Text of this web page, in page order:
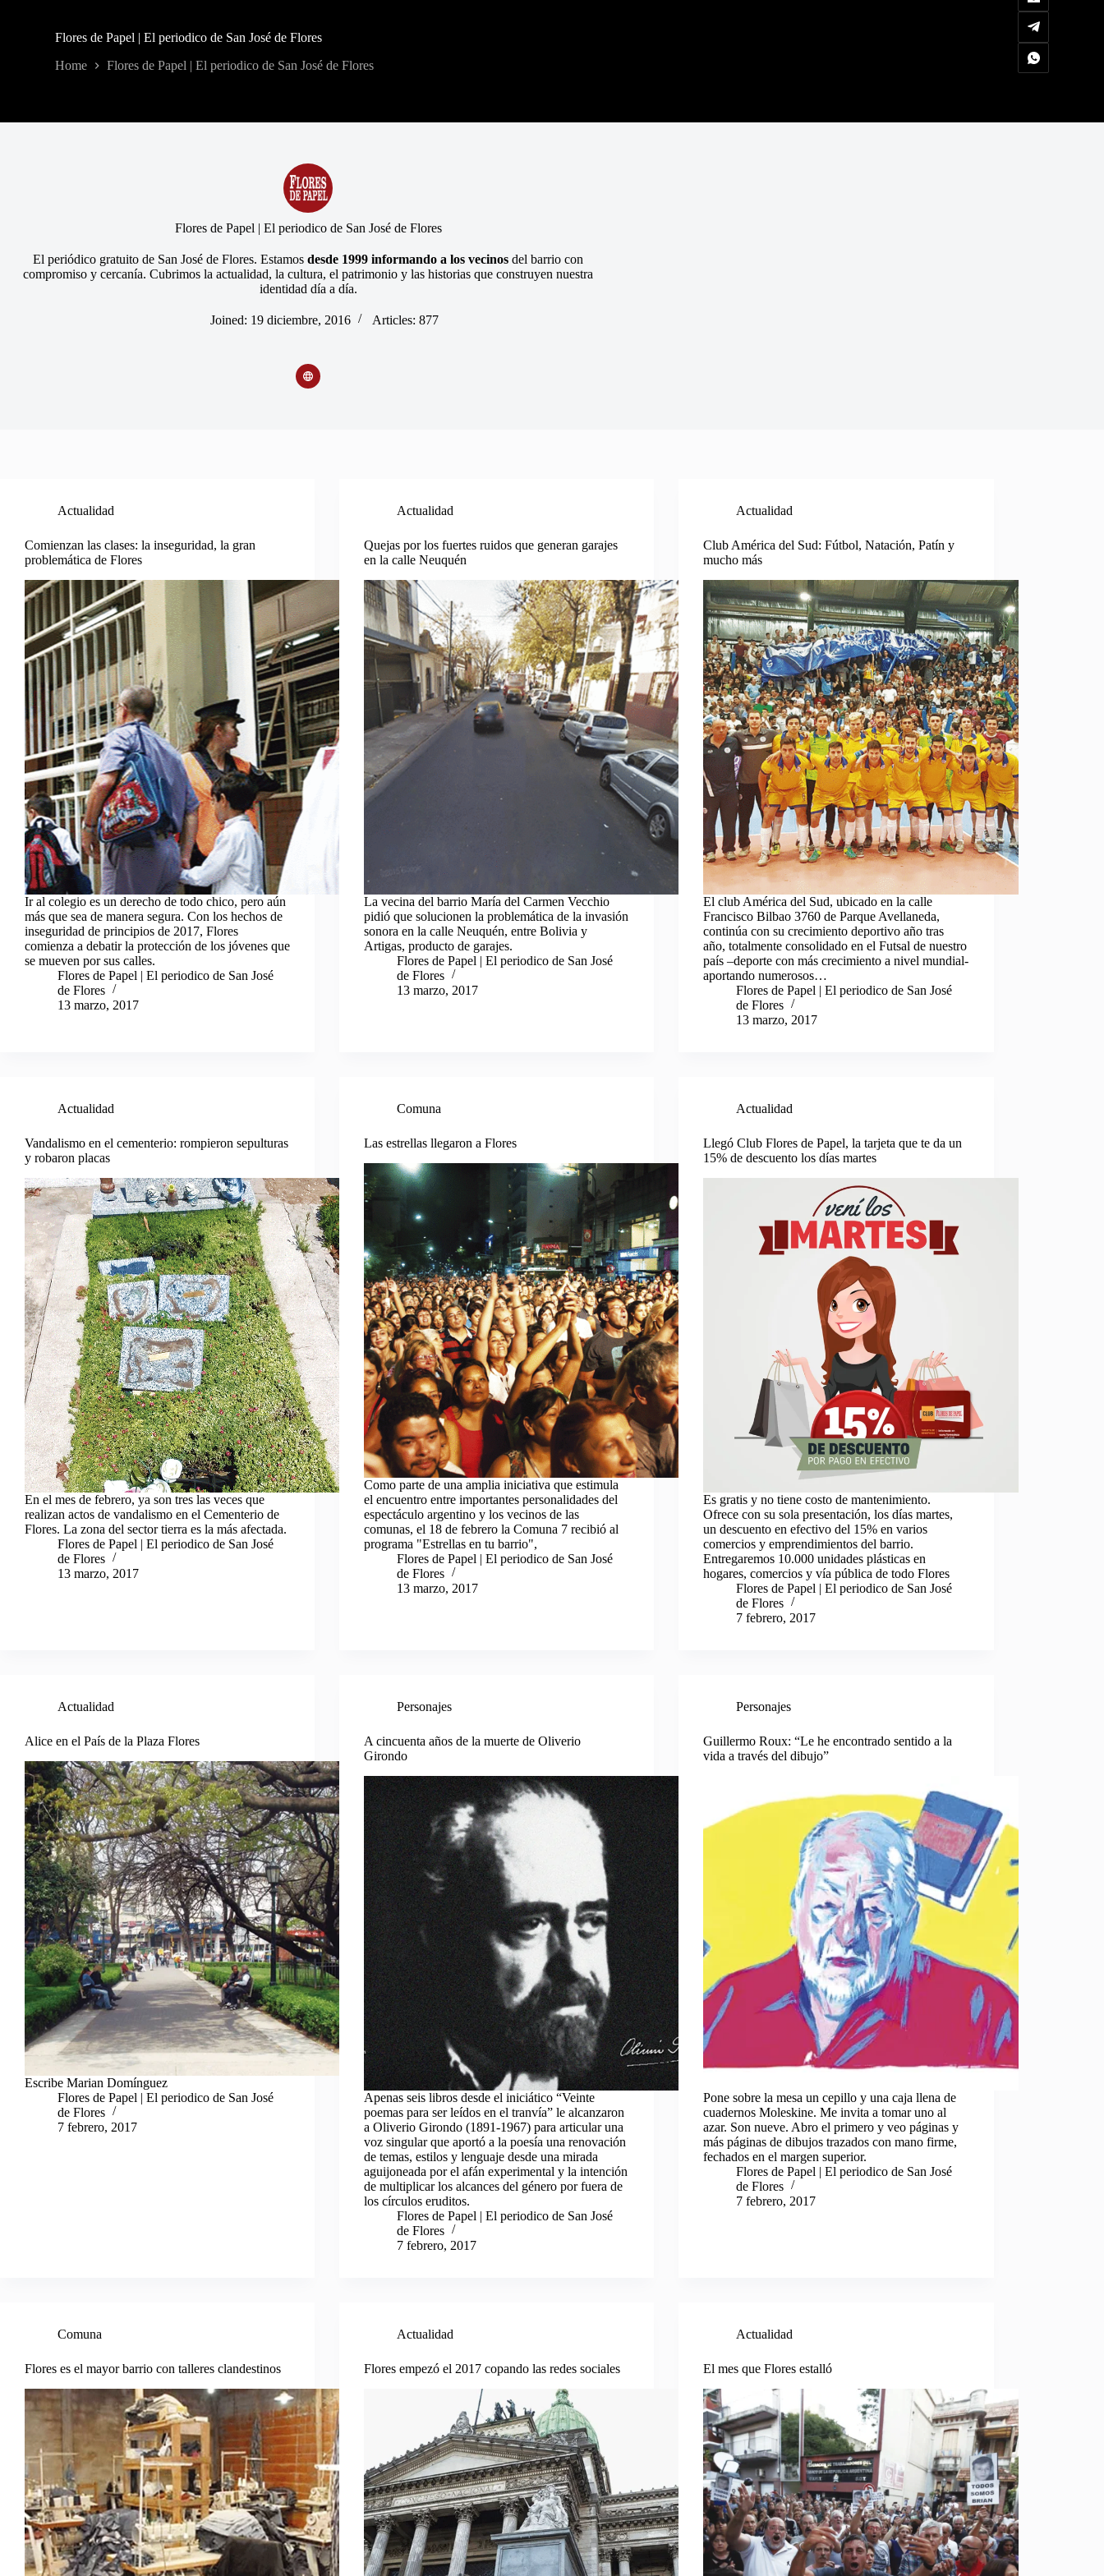
Flores de Papel | El periodico de San José de Flores
Home Flores de Papel | El periodico de San José de Flores
Flores de Papel | El periodico de San José de Flores
El periódico gratuito de San José de Flores. Estamos desde 1999 informando a los vecinos del barrio con
compromiso y cercanía. Cubrimos la actualidad, la cultura, el patrimonio y las historias que construyen nuestra
identidad día a día.
Joined: 19 diciembre, 2016 Articles: 877
Actualidad
Comienzan las clases: la inseguridad, la gran
problemática de Flores
Ir al colegio es un derecho de todo chico, pero aún
más que sea de manera segura. Con los hechos de
inseguridad de principios de 2017, Flores
comienza a debatir la protección de los jóvenes que
se mueven por sus calles.
Flores de Papel | El periodico de San José
de Flores
13 marzo, 2017
Actualidad
Quejas por los fuertes ruidos que generan garajes
en la calle Neuquén
La vecina del barrio María del Carmen Vecchio
pidió que solucionen la problemática de la invasión
sonora en la calle Neuquén, entre Bolivia y
Artigas, producto de garajes.
Flores de Papel | El periodico de San José
de Flores
13 marzo, 2017
Actualidad
Club América del Sud: Fútbol, Natación, Patín y
mucho más
El club América del Sud, ubicado en la calle
Francisco Bilbao 3760 de Parque Avellaneda,
continúa con su crecimiento deportivo año tras
año, totalmente consolidado en el Futsal de nuestro
país –deporte con más crecimiento a nivel mundial-
aportando numerosos…
Flores de Papel | El periodico de San José
de Flores
13 marzo, 2017
Actualidad
Vandalismo en el cementerio: rompieron sepulturas
y robaron placas
En el mes de febrero, ya son tres las veces que
realizan actos de vandalismo en el Cementerio de
Flores. La zona del sector tierra es la más afectada.
Flores de Papel | El periodico de San José
de Flores
13 marzo, 2017
Comuna
Las estrellas llegaron a Flores
Como parte de una amplia iniciativa que estimula
el encuentro entre importantes personalidades del
espectáculo argentino y los vecinos de las
comunas, el 18 de febrero la Comuna 7 recibió al
programa "Estrellas en tu barrio",
Flores de Papel | El periodico de San José
de Flores
13 marzo, 2017
Actualidad
Llegó Club Flores de Papel, la tarjeta que te da un
15% de descuento los días martes
Es gratis y no tiene costo de mantenimiento.
Ofrece con su sola presentación, los días martes,
un descuento en efectivo del 15% en varios
comercios y emprendimientos del barrio.
Entregaremos 10.000 unidades plásticas en
hogares, comercios y vía pública de todo Flores
Flores de Papel | El periodico de San José
de Flores
7 febrero, 2017
Actualidad
Alice en el País de la Plaza Flores
Escribe Marian Domínguez
Flores de Papel | El periodico de San José
de Flores
7 febrero, 2017
Personajes
A cincuenta años de la muerte de Oliverio
Girondo
Apenas seis libros desde el iniciático “Veinte
poemas para ser leídos en el tranvía” le alcanzaron
a Oliverio Girondo (1891-1967) para articular una
voz singular que aportó a la poesía una renovación
de temas, estilos y lenguaje desde una mirada
aguijoneada por el afán experimental y la intención
de multiplicar los alcances del género por fuera de
los círculos eruditos.
Flores de Papel | El periodico de San José
de Flores
7 febrero, 2017
Personajes
Guillermo Roux: “Le he encontrado sentido a la
vida a través del dibujo”
Pone sobre la mesa un cepillo y una caja llena de
cuadernos Moleskine. Me invita a tomar uno al
azar. Son nueve. Abro el primero y veo páginas y
más páginas de dibujos trazados con mano firme,
fechados en el margen superior.
Flores de Papel | El periodico de San José
de Flores
7 febrero, 2017
Comuna
Flores es el mayor barrio con talleres clandestinos
Actualidad
Flores empezó el 2017 copando las redes sociales
Actualidad
El mes que Flores estalló